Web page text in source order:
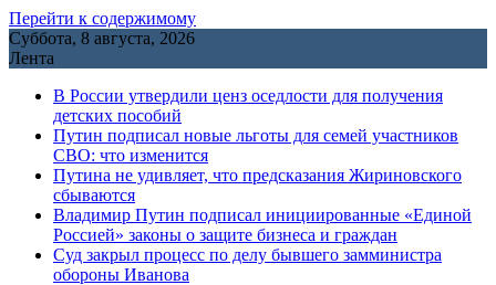
Перейти к содержимому
Суббота, 8 августа, 2026
Лента
В России утвердили ценз оседлости для получения
детских пособий
Путин подписал новые льготы для семей участников
СВО: что изменится
Путина не удивляет, что предсказания Жириновского
сбываются
Владимир Путин подписал инициированные «Единой
Россией» законы о защите бизнеса и граждан
Cуд закрыл процесс по делу бывшего замминистра
обороны Иванова